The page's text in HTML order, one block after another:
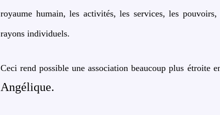
royaume humain, les activités, les services, les
rayons individuels.
Ceci rend possible une association beaucoup plus étroite
Angélique.